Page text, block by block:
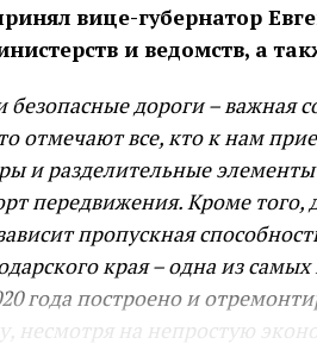
вице-губернатор
и ведомств, а
безопасные дороги – важная
отмечают все, кто к нам
и разделительные
передвижения. Кроме того,
пропускная
края – одна из
года построено и
несмотря на непростую